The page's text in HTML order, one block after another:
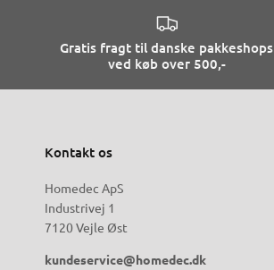
Gratis fragt til danske pakkeshops
ved køb over 500,-
Kontakt os
Homedec ApS
Industrivej 1
7120 Vejle Øst
kundeservice@homedec.dk